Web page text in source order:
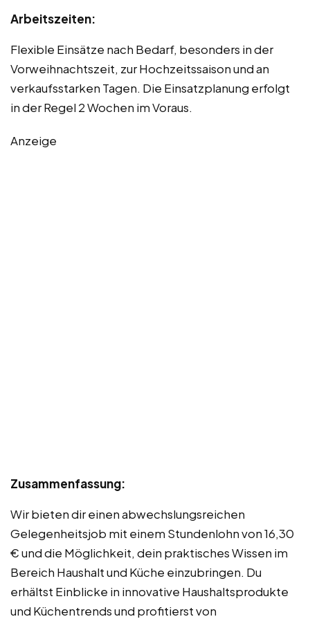
Arbeitszeiten:
Flexible Einsätze nach Bedarf, besonders in der
Vorweihnachtszeit, zur Hochzeitssaison und an
verkaufsstarken Tagen. Die Einsatzplanung erfolgt
in der Regel 2 Wochen im Voraus.
Anzeige
Zusammenfassung:
Wir bieten dir einen abwechslungsreichen
Gelegenheitsjob mit einem Stundenlohn von 16,30
€ und die Möglichkeit, dein praktisches Wissen im
Bereich Haushalt und Küche einzubringen. Du
erhältst Einblicke in innovative Haushaltsprodukte
und Küchentrends und profitierst von